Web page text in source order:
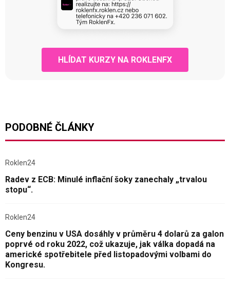
HLÍDAT KURZY NA ROKLENFX
PODOBNÉ ČLÁNKY
Roklen24
Radev z ECB: Minulé inflační šoky zanechaly „trvalou
stopu“.
Roklen24
Ceny benzinu v USA dosáhly v průměru 4 dolarů za galon
poprvé od roku 2022, což ukazuje, jak válka dopadá na
americké spotřebitele před listopadovými volbami do
Kongresu.